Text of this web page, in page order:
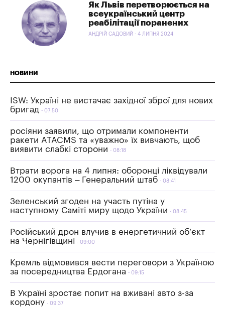
Як Львів перетворюється на
всеукраїнський центр
реабілітації поранених
АНДРІЙ САДОВИЙ - 4 ЛИПНЯ 2024
НОВИНИ
ISW: Україні не вистачає західної зброї для нових
бригад
07:50
росіяни заявили, що отримали компоненти
ракети ATACMS та «уважно» їх вивчають, щоб
виявити слабкі сторони
08:18
Втрати ворога на 4 липня: оборонці ліквідували
1200 окупантів – Генеральний штаб
08:41
Зеленський згоден на участь путіна у
наступному Саміті миру щодо України
08:45
Російський дрон влучив в енергетичний об’єкт
на Чернігівщині
09:00
Кремль відмовився вести переговори з Україною
за посередництва Ердогана
09:15
В Україні зростає попит на вживані авто з-за
кордону
09:37